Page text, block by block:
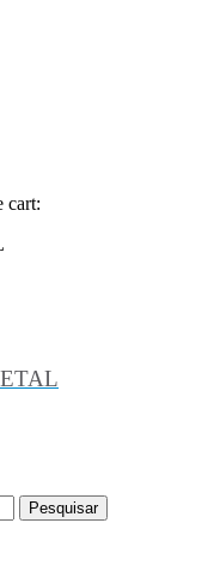
cart:
Pesquisar